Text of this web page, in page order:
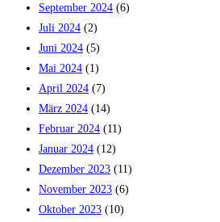
September 2024 (6)
Juli 2024 (2)
Juni 2024 (5)
Mai 2024 (1)
April 2024 (7)
März 2024 (14)
Februar 2024 (11)
Januar 2024 (12)
Dezember 2023 (11)
November 2023 (6)
Oktober 2023 (10)